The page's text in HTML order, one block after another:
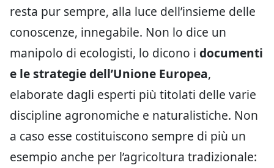
resta pur sempre, alla luce dell’insieme delle
conoscenze, innegabile. Non lo dice un
manipolo di ecologisti, lo dicono i documenti
e le strategie dell’Unione Europea,
elaborate dagli esperti più titolati delle varie
discipline agronomiche e naturalistiche. Non
a caso esse costituiscono sempre di più un
esempio anche per l’agricoltura tradizionale: